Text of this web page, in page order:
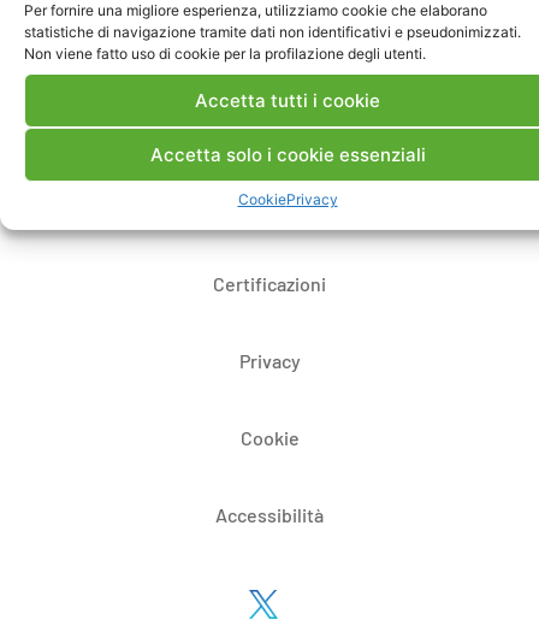
Per fornire una migliore esperienza, utilizziamo cookie che elaborano
statistiche di navigazione tramite dati non identificativi e pseudonimizzati.
Non viene fatto uso di cookie per la profilazione degli utenti.
Accetta tutti i cookie
Accetta solo i cookie essenziali
CookiePrivacy
Dove siamo
Bandi di gara e contratti
Whistleblowing
Certificazioni
Privacy
Cookie
Accessibilità